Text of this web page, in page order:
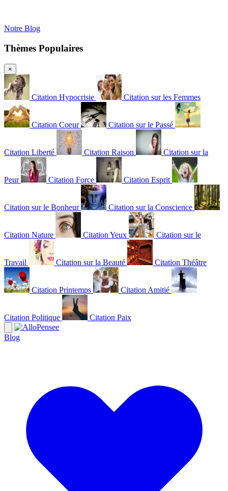
Notre Blog
Thèmes Populaires
×
Citation Hypocrisie Citation sur les Femmes
Citation Coeur Citation sur le Passé
Citation Liberté Citation Raison Citation sur la
Peur Citation Force Citation Esprit
Citation sur le Bonheur Citation sur la Conscience
Citation Nature Citation Yeux Citation sur le
Travail Citation sur la Beauté Citation Théâtre
Citation Printemps Citation Amitié
Citation Politique Citation Paix
Blog